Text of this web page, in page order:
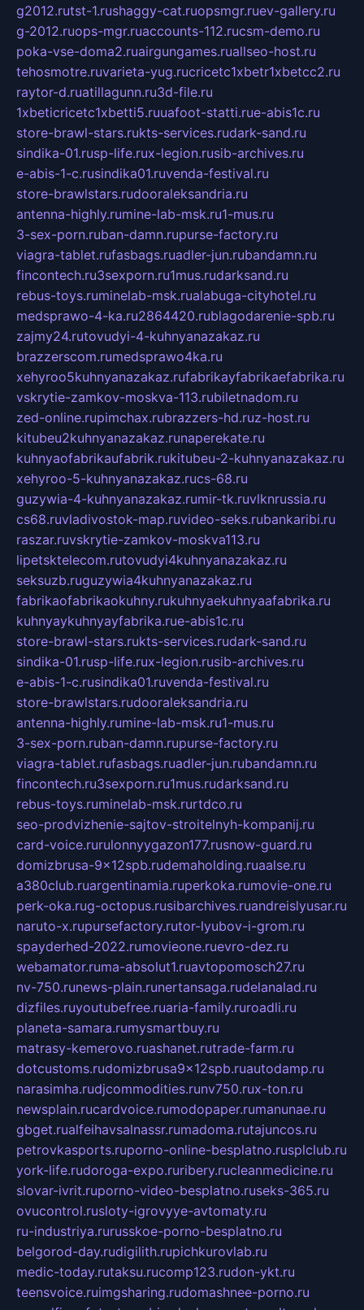
g2012.rutst-1.rushaggy-cat.ruopsmgr.ruev-gallery.ru
g-2012.ruops-mgr.ruaccounts-112.rucsm-demo.ru
poka-vse-doma2.ruairgungames.ruallseo-host.ru
tehosmotre.ruvarieta-yug.rucricetc1xbetr1xbetcc2.ru
raytor-d.ruatillagunn.ru3d-file.ru
1xbeticricetc1xbetti5.ruuafoot-statti.rue-abis1c.ru
store-brawl-stars.rukts-services.rudark-sand.ru
sindika-01.rusp-life.rux-legion.rusib-archives.ru
e-abis-1-c.rusindika01.ruvenda-festival.ru
store-brawlstars.rudooraleksandria.ru
antenna-highly.rumine-lab-msk.ru1-mus.ru
3-sex-porn.ruban-damn.rupurse-factory.ru
viagra-tablet.rufasbags.ruadler-jun.rubandamn.ru
fincontech.ru3sexporn.ru1mus.rudarksand.ru
rebus-toys.ruminelab-msk.rualabuga-cityhotel.ru
medsprawo-4-ka.ru2864420.rublagodarenie-spb.ru
zajmy24.rutovudyi-4-kuhnyanazakaz.ru
brazzerscom.rumedsprawo4ka.ru
xehyroo5kuhnyanazakaz.rufabrikayfabrikaefabrika.ru
vskrytie-zamkov-moskva-113.rubiletnadom.ru
zed-online.rupimchax.rubrazzers-hd.ruz-host.ru
kitubeu2kuhnyanazakaz.runaperekate.ru
kuhnyaofabrikaufabrik.rukitubeu-2-kuhnyanazakaz.ru
xehyroo-5-kuhnyanazakaz.rucs-68.ru
guzywia-4-kuhnyanazakaz.rumir-tk.ruvlknrussia.ru
cs68.ruvladivostok-map.ruvideo-seks.rubankaribi.ru
raszar.ruvskrytie-zamkov-moskva113.ru
lipetsktelecom.rutovudyi4kuhnyanazakaz.ru
seksuzb.ruguzywia4kuhnyanazakaz.ru
fabrikaofabrikaokuhny.rukuhnyaekuhnyaafabrika.ru
kuhnyaykuhnyayfabrika.rue-abis1c.ru
store-brawl-stars.rukts-services.rudark-sand.ru
sindika-01.rusp-life.rux-legion.rusib-archives.ru
e-abis-1-c.rusindika01.ruvenda-festival.ru
store-brawlstars.rudooraleksandria.ru
antenna-highly.rumine-lab-msk.ru1-mus.ru
3-sex-porn.ruban-damn.rupurse-factory.ru
viagra-tablet.rufasbags.ruadler-jun.rubandamn.ru
fincontech.ru3sexporn.ru1mus.rudarksand.ru
rebus-toys.ruminelab-msk.rurtdco.ru
seo-prodvizhenie-sajtov-stroitelnyh-kompanij.ru
card-voice.rurulonnyygazon177.rusnow-guard.ru
domizbrusa-9x12spb.rudemaholding.ruaalse.ru
a380club.ruargentinamia.ruperkoka.rumovie-one.ru
perk-oka.rug-octopus.rusibarchives.ruandreislyusar.ru
naruto-x.rupursefactory.rutor-lyubov-i-grom.ru
spayderhed-2022.rumovieone.ruevro-dez.ru
webamator.ruma-absolut1.ruavtopomosch27.ru
nv-750.runews-plain.runertansaga.rudelanalad.ru
dizfiles.ruyoutubefree.ruaria-family.ruroadli.ru
planeta-samara.rumysmartbuy.ru
matrasy-kemerovo.ruashanet.rutrade-farm.ru
dotcustoms.rudomizbrusa9x12spb.ruautodamp.ru
narasimha.rudjcommodities.runv750.rux-ton.ru
newsplain.rucardvoice.rumodopaper.rumanunae.ru
gbget.rualfeihavsalnassr.rumadoma.rutajuncos.ru
petrovkasports.ruporno-online-besplatno.rusplclub.ru
york-life.rudoroga-expo.ruribery.rucleanmedicine.ru
slovar-ivrit.ruporno-video-besplatno.ruseks-365.ru
ovucontrol.rusloty-igrovyye-avtomaty.ru
ru-industriya.rurusskoe-porno-besplatno.ru
belgorod-day.rudigilith.rupichkurovlab.ru
medic-today.rutaksu.rucomp123.rudon-ykt.ru
teensvoice.ruimgsharing.rudomashnee-porno.ru